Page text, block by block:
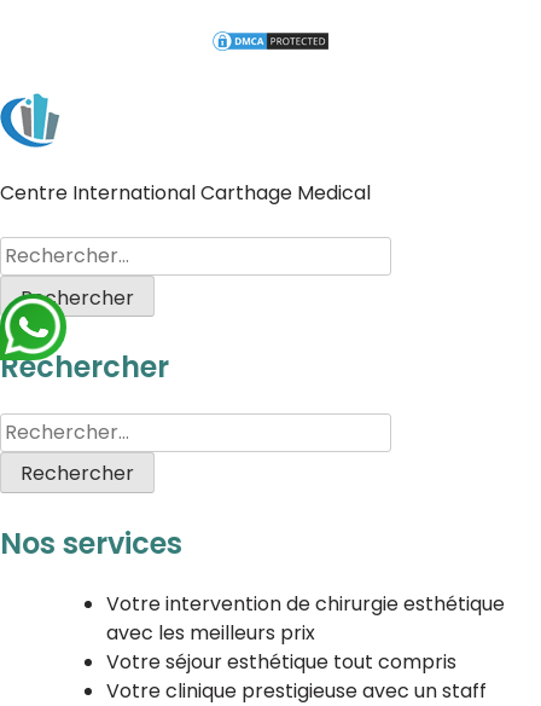
Centre International Carthage Medical
Rechercher
Nos services
Votre intervention de chirurgie esthétique
avec les meilleurs prix
Votre séjour esthétique tout compris
Votre clinique prestigieuse avec un staff